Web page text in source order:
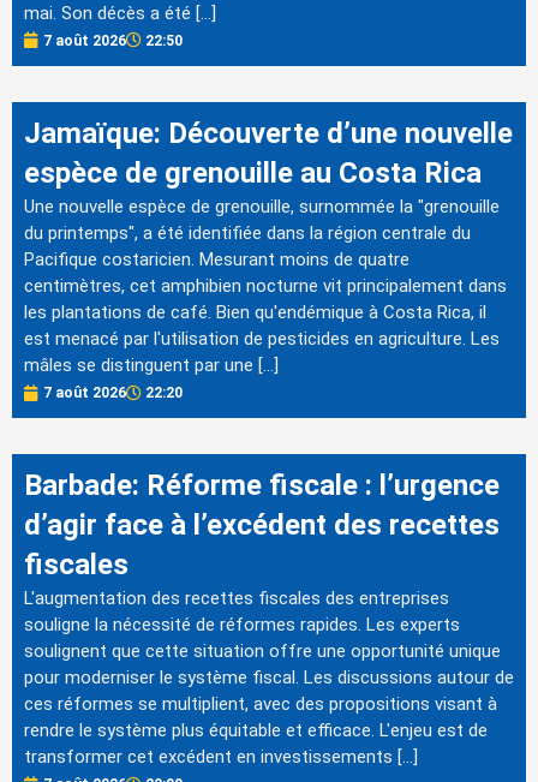
mai. Son décès a été […]
7 août 2026 22:50
Jamaïque: Découverte d’une nouvelle
espèce de grenouille au Costa Rica
Une nouvelle espèce de grenouille, surnommée la "grenouille
du printemps", a été identifiée dans la région centrale du
Pacifique costaricien. Mesurant moins de quatre
centimètres, cet amphibien nocturne vit principalement dans
les plantations de café. Bien qu'endémique à Costa Rica, il
est menacé par l'utilisation de pesticides en agriculture. Les
mâles se distinguent par une […]
7 août 2026 22:20
Barbade: Réforme fiscale : l’urgence
d’agir face à l’excédent des recettes
fiscales
L'augmentation des recettes fiscales des entreprises
souligne la nécessité de réformes rapides. Les experts
soulignent que cette situation offre une opportunité unique
pour moderniser le système fiscal. Les discussions autour de
ces réformes se multiplient, avec des propositions visant à
rendre le système plus équitable et efficace. L'enjeu est de
transformer cet excédent en investissements […]